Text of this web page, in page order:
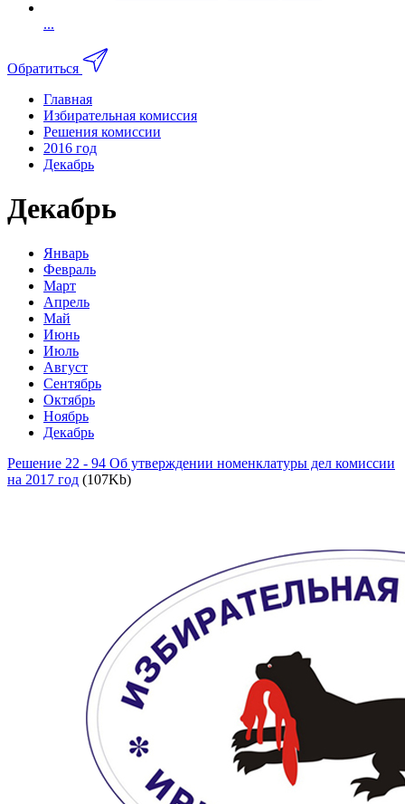
...
Обратиться
Главная
Избирательная комиссия
Решения комиссии
2016 год
Декабрь
Декабрь
Январь
Февраль
Март
Апрель
Май
Июнь
Июль
Август
Сентябрь
Октябрь
Ноябрь
Декабрь
Решение 22 - 94 Об утверждении номенклатуры дел комиссии
на 2017 год (107Kb)